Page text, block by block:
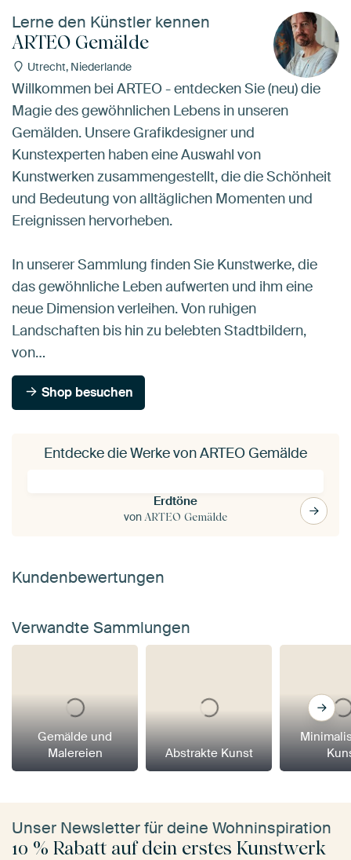
Lerne den Künstler kennen
ARTEO Gemälde
Utrecht, Niederlande
Willkommen bei ARTEO - entdecken Sie (neu) die
Magie des gewöhnlichen Lebens in unseren
Gemälden. Unsere Grafikdesigner und
Kunstexperten haben eine Auswahl von
Kunstwerken zusammengestellt, die die Schönheit
und Bedeutung von alltäglichen Momenten und
Ereignissen hervorheben.
In unserer Sammlung finden Sie Kunstwerke, die
das gewöhnliche Leben aufwerten und ihm eine
neue Dimension verleihen. Von ruhigen
Landschaften bis hin zu belebten Stadtbildern,
von…
Shop besuchen
Entdecke die Werke von ARTEO Gemälde
Erdtöne
von ARTEO Gemälde
Kundenbewertungen
Verwandte Sammlungen
Gemälde und
Malereien
Abstrakte Kunst
Unser Newsletter für deine Wohninspiration
10 % Rabatt auf dein erstes Kunstwerk